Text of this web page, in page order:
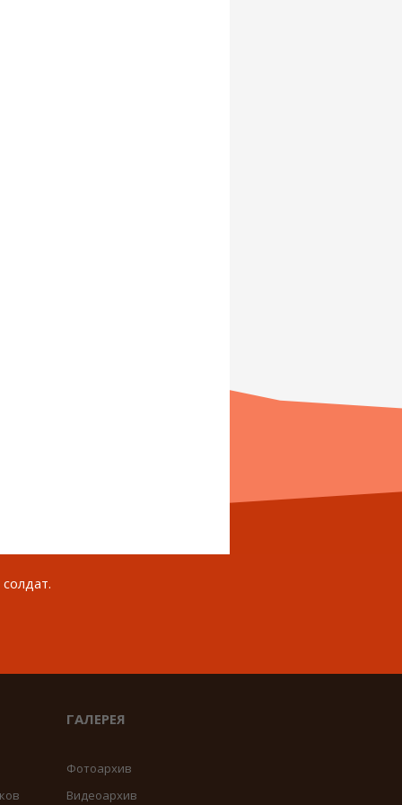
ГАЛЕРЕЯ
Фотоархив
Видеоархив